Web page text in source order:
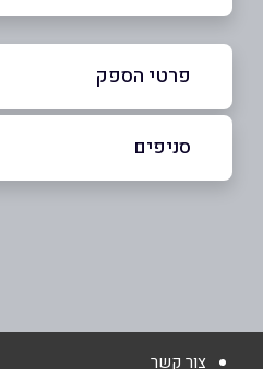
פרטי הספק
סניפים
צור קשר